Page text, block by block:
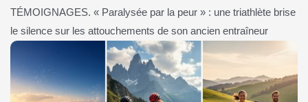
TÉMOIGNAGES. « Paralysée par la peur » : une triathlète brise
le silence sur les attouchements de son ancien entraîneur